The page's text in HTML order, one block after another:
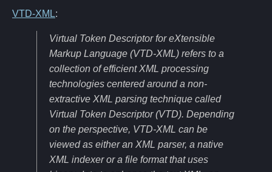
VTD-XML:
Virtual Token Descriptor for eXtensible
Markup Language (VTD-XML) refers to a
collection of efficient XML processing
technologies centered around a non-
extractive XML parsing technique called
Virtual Token Descriptor (VTD). Depending
on the perspective, VTD-XML can be
viewed as either an XML parser, a native
XML indexer or a file format that uses